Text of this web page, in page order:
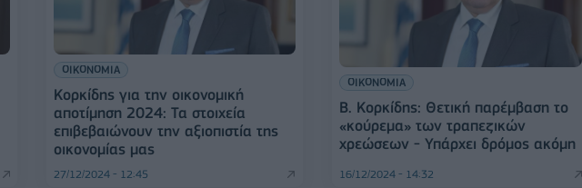
ΟΙΚΟΝΟΜΙΑ
Κορκίδης για την οικονομική
αποτίμηση 2024: Τα στοιχεία
επιβεβαιώνουν την αξιοπιστία της
οικονομίας μας
27/12/2024 - 12:45
ΟΙΚΟΝΟΜΙΑ
Β. Κορκίδης: Θετική παρέμβαση το
«κούρεμα» των τραπεζικών
χρεώσεων - Υπάρχει δρόμος ακόμη
16/12/2024 - 14:32